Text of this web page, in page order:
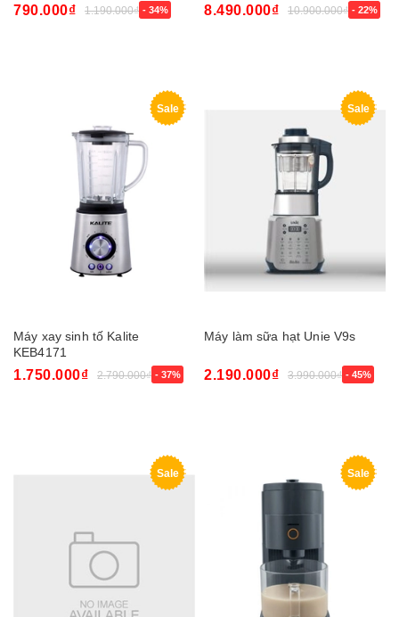
790.000₫ 1.190.000₫ - 34% 8.490.000₫ 10.900.000₫ - 22%
Sale
Máy xay sinh tố Kalite
KEB4171
1.750.000₫ 2.790.000₫ - 37%
Sale
Máy làm sữa hạt Unie V9s
2.190.000₫ 3.990.000₫ - 45%
Sale Sale